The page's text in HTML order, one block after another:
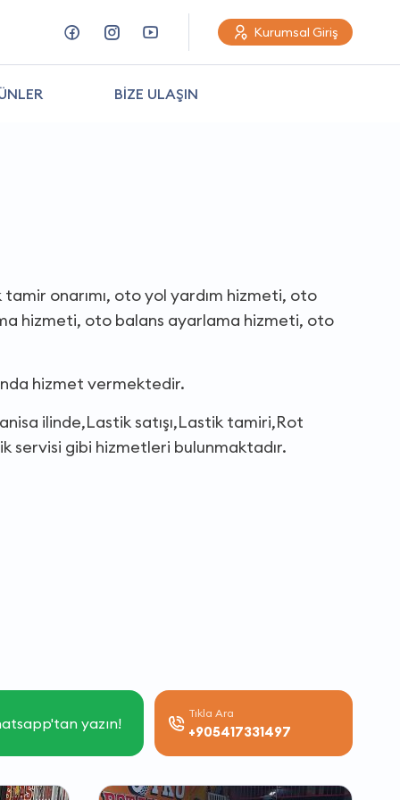
Kurumsal Giriş
BİZE ULAŞIN
onarımı, oto yol yardım hizmeti, oto
hizmeti, oto balans ayarlama hizmeti, oto
hizmet vermektedir.
ilinde,Lastik satışı,Lastik tamiri,Rot
servisi gibi hizmetleri bulunmaktadır.
yazın!
Tıkla Ara
+905417331497